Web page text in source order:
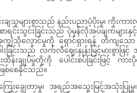
ျသူများစွာသည် နည်းပညာပံ့ပိုးမှု၊ ကိုးက
သွင်းခြင်းသည် ပုံမှန်လိုအပ်ချက်များနှ
ျွံသိုလှောင်မှုကို ရှောင်ရှားရန် တိကျသေ
ါးခြင်းသည် လက်လီဈေးနှုန်းမြင့်မား
းချုပ်မှုတို့ကို ပေါင်းစပ်ခြင်းဖြင့် ကာ
စ်စေနိုင်သည်။
းချွေတာမှု၊ အရည်အသွေးမြင့်အသုံးပ